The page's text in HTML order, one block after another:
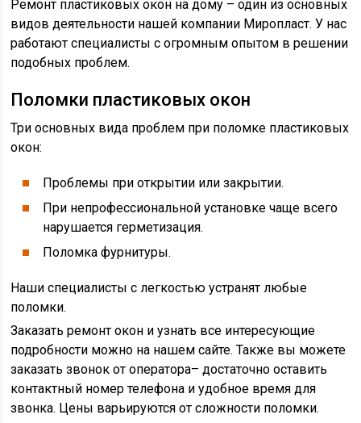
Ремонт пластиковых окон на дому – один из основных
видов деятельности нашей компании Миропласт. У нас
работают специалисты с огромным опытом в решении
подобных проблем.
Поломки пластиковых окон
Три основных вида проблем при поломке пластиковых
окон:
Проблемы при открытии или закрытии.
При непрофессиональной установке чаще всего
нарушается герметизация.
Поломка фурнитуры.
Наши специалисты с легкостью устранят любые
поломки.
Заказать ремонт окон и узнать все интересующие
подробности можно на нашем сайте. Также вы можете
заказать звонок от оператора– достаточно оставить
контактный номер телефона и удобное время для
звонка. Цены варьируются от сложности поломки.